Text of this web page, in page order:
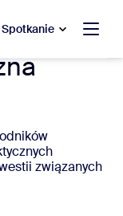
Spotkanie
związanych